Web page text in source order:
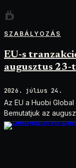
SZABÁLYOZÁS
EU-s
augusztus 23-
2026. július 24.
Az EU a Huobi
Bemutatjuk az
szankciók eltérését.